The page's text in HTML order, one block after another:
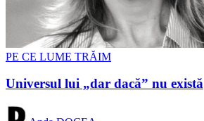
PE CE LUME TRĂIM
Universul lui „dar dacă” nu există